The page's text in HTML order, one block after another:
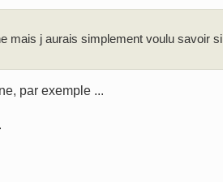
mais j aurais simplement voulu savoir si
par exemple ...